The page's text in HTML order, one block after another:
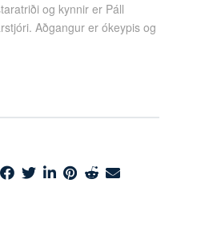
og kynnir er Páll
Aðgangur er ókeypis og